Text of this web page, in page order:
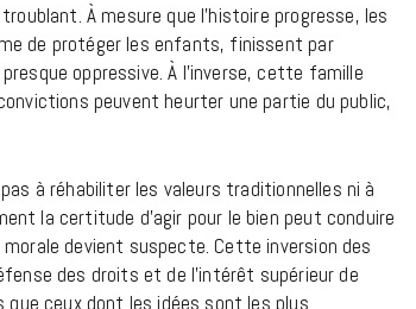
À mesure que l’histoire progresse, les
de protéger les enfants, finissent par
oppressive. À l’inverse, cette famille
peuvent heurter une partie du public,
à réhabiliter les valeurs traditionnelles ni à
la certitude d’agir pour le bien peut conduire
devient suspecte. Cette inversion des
des droits et de l’intérêt supérieur de
ceux dont les idées sont les plus